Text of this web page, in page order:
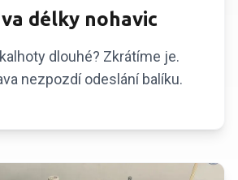
délky nohavic
dlouhé? Zkrátíme je.
nezpozdí odeslání balíku.